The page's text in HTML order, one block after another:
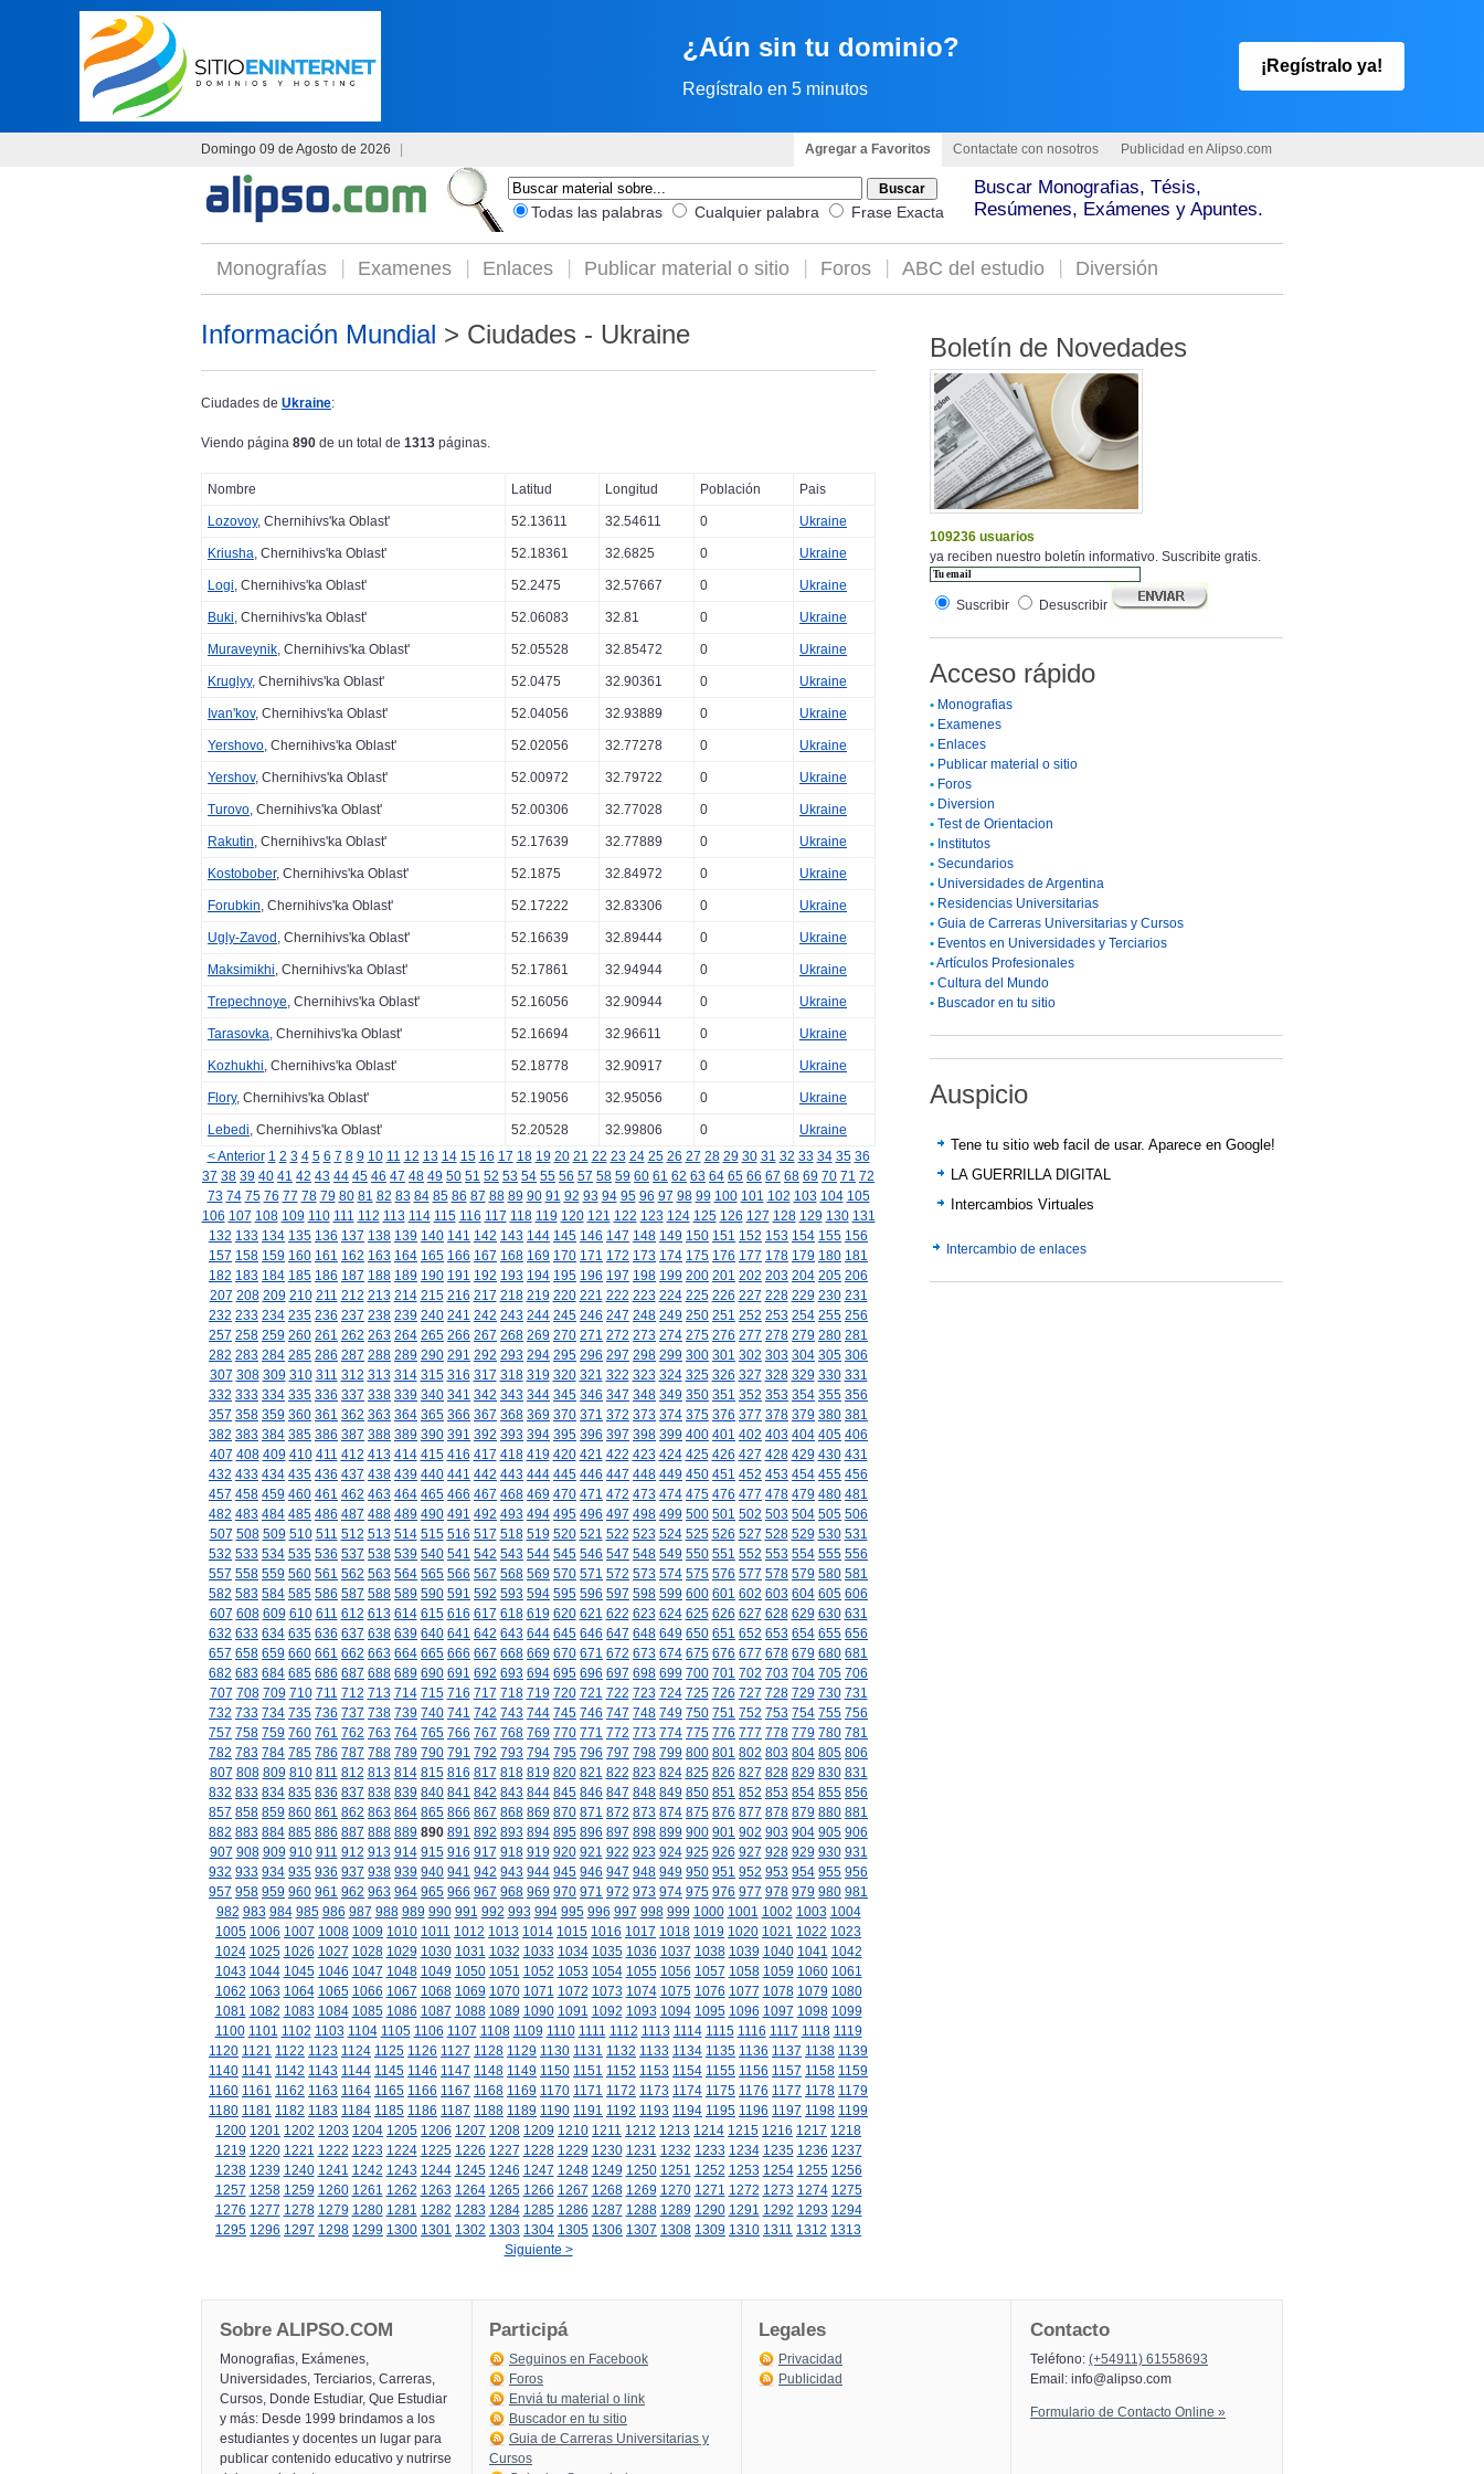
¿Aún sin tu dominio?
Regístralo en 5 minutos
¡Regístralo ya!
Domingo 09 de Agosto de 2026 Agregar a Favoritos Contactate con nosotros Publicidad en Alipso.com
Todas las palabras Cualquier palabra Frase Exacta
Buscar Monografias, Tésis,
Resúmenes, Exámenes y Apuntes.
Monografías Examenes Enlaces Publicar material o sitio Foros ABC del estudio Diversión
Información Mundial > Ciudades - Ukraine
Ciudades de Ukraine:
Viendo página 890 de un total de 1313 páginas.
Nombre Latitud Longitud Población Pais
Lozovoy, Chernihivs'ka Oblast' 52.13611 32.54611 0 Ukraine
Kriusha, Chernihivs'ka Oblast' 52.18361 32.6825 0 Ukraine
Logi, Chernihivs'ka Oblast' 52.2475 32.57667 0 Ukraine
Buki, Chernihivs'ka Oblast' 52.06083 32.81 0 Ukraine
Muraveynik, Chernihivs'ka Oblast' 52.05528 32.85472 0 Ukraine
Kruglyy, Chernihivs'ka Oblast' 52.0475 32.90361 0 Ukraine
Ivan'kov, Chernihivs'ka Oblast' 52.04056 32.93889 0 Ukraine
Yershovo, Chernihivs'ka Oblast' 52.02056 32.77278 0 Ukraine
Yershov, Chernihivs'ka Oblast' 52.00972 32.79722 0 Ukraine
Turovo, Chernihivs'ka Oblast' 52.00306 32.77028 0 Ukraine
Rakutin, Chernihivs'ka Oblast' 52.17639 32.77889 0 Ukraine
Kostobober, Chernihivs'ka Oblast' 52.1875 32.84972 0 Ukraine
Forubkin, Chernihivs'ka Oblast' 52.17222 32.83306 0 Ukraine
Ugly-Zavod , Chernihivs'ka Oblast' 52.16639 32.89444 0 Ukraine
Maksimikhi, Chernihivs'ka Oblast' 52.17861 32.94944 0 Ukraine
Trepechnoye, Chernihivs'ka Oblast' 52.16056 32.90944 0 Ukraine
Tarasovka, Chernihivs'ka Oblast' 52.16694 32.96611 0 Ukraine
Kozhukhi, Chernihivs'ka Oblast' 52.18778 32.90917 0 Ukraine
Flory, Chernihivs'ka Oblast' 52.19056 32.95056 0 Ukraine
Lebedi, Chernihivs'ka Oblast' 52.20528 32.99806 0
Ukraine
< Anterior 1 2 3 4 5 6 7 8 9 10 11 12 13 14 15 16 17 18 19 20 21 22 23 24 25 26 27 28 29 30 31 32 33 34 35 36
37 38 39 40 41 42 43 44 45 46 47 48 49 50 51 52 53 54 55 56 57 58 59 60 61 62 63 64 65 66 67 68 69 70 71 72
73 74 75 76 77 78 79 80 81 82 83 84 85 86 87 88 89 90 91 92 93 94 95 96 97 98 99 100 101 102 103 104 105
106 107 108 109 110 111 112 113 114 115 116 117 118 119 120 121 122 123 124 125 126 127 128 129 130 131
132 133 134 135 136 137 138 139 140 141 142 143 144 145 146 147 148 149 150 151 152 153 154 155 156
157 158 159 160 161 162 163 164 165 166 167 168 169 170 171 172 173 174 175 176 177 178 179 180 181
182 183 184 185 186 187 188 189 190 191 192 193 194 195 196 197 198 199 200 201 202 203 204 205 206
207 208 209 210 211 212 213 214 215 216 217 218 219 220 221 222 223 224 225 226 227 228 229 230 231
232 233 234 235 236 237 238 239 240 241 242 243 244 245 246 247 248 249 250 251 252 253 254 255 256
257 258 259 260 261 262 263 264 265 266 267 268 269 270 271 272 273 274 275 276 277 278 279 280 281
282 283 284 285 286 287 288 289 290 291 292 293 294 295 296 297 298 299 300 301 302 303 304 305 306
307 308 309 310 311 312 313 314 315 316 317 318 319 320 321 322 323 324 325 326 327 328 329 330 331
332 333 334 335 336 337 338 339 340 341 342 343 344 345 346 347 348 349 350 351 352 353 354 355 356
357 358 359 360 361 362 363 364 365 366 367 368 369 370 371 372 373 374 375 376 377 378 379 380 381
382 383 384 385 386 387 388 389 390 391 392 393 394 395 396 397 398 399 400 401 402 403 404 405 406
407 408 409 410 411 412 413 414 415 416 417 418 419 420 421 422 423 424 425 426 427 428 429 430 431
432 433 434 435 436 437 438 439 440 441 442 443 444 445 446 447 448 449 450 451 452 453 454 455 456
457 458 459 460 461 462 463 464 465 466 467 468 469 470 471 472 473 474 475 476 477 478 479 480 481
482 483 484 485 486 487 488 489 490 491 492 493 494 495 496 497 498 499 500 501 502 503 504 505 506
507 508 509 510 511 512 513 514 515 516 517 518 519 520 521 522 523 524 525 526 527 528 529 530 531
532 533 534 535 536 537 538 539 540 541 542 543 544 545 546 547 548 549 550 551 552 553 554 555 556
557 558 559 560 561 562 563 564 565 566 567 568 569 570 571 572 573 574 575 576 577 578 579 580 581
582 583 584 585 586 587 588 589 590 591 592 593 594 595 596 597 598 599 600 601 602 603 604 605 606
607 608 609 610 611 612 613 614 615 616 617 618 619 620 621 622 623 624 625 626 627 628 629 630 631
632 633 634 635 636 637 638 639 640 641 642 643 644 645 646 647 648 649 650 651 652 653 654 655 656
657 658 659 660 661 662 663 664 665 666 667 668 669 670 671 672 673 674 675 676 677 678 679 680 681
682 683 684 685 686 687 688 689 690 691 692 693 694 695 696 697 698 699 700 701 702 703 704 705 706
707 708 709 710 711 712 713 714 715 716 717 718 719 720 721 722 723 724 725 726 727 728 729 730 731
732 733 734 735 736 737 738 739 740 741 742 743 744 745 746 747 748 749 750 751 752 753 754 755 756
757 758 759 760 761 762 763 764 765 766 767 768 769 770 771 772 773 774 775 776 777 778 779 780 781
782 783 784 785 786 787 788 789 790 791 792 793 794 795 796 797 798 799 800 801 802 803 804 805 806
807 808 809 810 811 812 813 814 815 816 817 818 819 820 821 822 823 824 825 826 827 828 829 830 831
832 833 834 835 836 837 838 839 840 841 842 843 844 845 846 847 848 849 850 851 852 853 854 855 856
857 858 859 860 861 862 863 864 865 866 867 868 869 870 871 872 873 874 875 876 877 878 879 880 881
882 883 884 885 886 887 888 889 890 891 892 893 894 895 896 897 898 899 900 901 902 903 904 905 906
907 908 909 910 911 912 913 914 915 916 917 918 919 920 921 922 923 924 925 926 927 928 929 930 931
932 933 934 935 936 937 938 939 940 941 942 943 944 945 946 947 948 949 950 951 952 953 954 955 956
957 958 959 960 961 962 963 964 965 966 967 968 969 970 971 972 973 974 975 976 977 978 979 980 981
982 983 984 985 986 987 988 989 990 991 992 993 994 995 996 997 998 999 1000 1001 1002 1003 1004
1005 1006 1007 1008 1009 1010 1011 1012 1013 1014 1015 1016 1017 1018 1019 1020 1021 1022 1023
1024 1025 1026 1027 1028 1029 1030 1031 1032 1033 1034 1035 1036 1037 1038 1039 1040 1041 1042
1043 1044 1045 1046 1047 1048 1049 1050 1051 1052 1053 1054 1055 1056 1057 1058 1059 1060 1061
1062 1063 1064 1065 1066 1067 1068 1069 1070 1071 1072 1073 1074 1075 1076 1077 1078 1079 1080
1081 1082 1083 1084 1085 1086 1087 1088 1089 1090 1091 1092 1093 1094 1095 1096 1097 1098 1099
1100 1101 1102 1103 1104 1105 1106 1107 1108 1109 1110 1111 1112 1113 1114 1115 1116 1117 1118 1119
1120 1121 1122 1123 1124 1125 1126 1127 1128 1129 1130 1131 1132 1133 1134 1135 1136 1137 1138 1139
1140 1141 1142 1143 1144 1145 1146 1147 1148 1149 1150 1151 1152 1153 1154 1155 1156 1157 1158 1159
1160 1161 1162 1163 1164 1165 1166 1167 1168 1169 1170 1171 1172 1173 1174 1175 1176 1177 1178 1179
1180 1181 1182 1183 1184 1185 1186 1187 1188 1189 1190 1191 1192 1193 1194 1195 1196 1197 1198 1199
1200 1201 1202 1203 1204 1205 1206 1207 1208 1209 1210 1211 1212 1213 1214 1215 1216 1217 1218
1219 1220 1221 1222 1223 1224 1225 1226 1227 1228 1229 1230 1231 1232 1233 1234 1235 1236 1237
1238 1239 1240 1241 1242 1243 1244 1245 1246 1247 1248 1249 1250 1251 1252 1253 1254 1255 1256
1257 1258 1259 1260 1261 1262 1263 1264 1265 1266 1267 1268 1269 1270 1271 1272 1273 1274 1275
1276 1277 1278 1279 1280 1281 1282 1283 1284 1285 1286 1287 1288 1289 1290 1291 1292 1293 1294
1295 1296 1297 1298 1299 1300 1301 1302 1303 1304 1305 1306 1307 1308 1309 1310 1311 1312 1313
Siguiente >
Boletín de Novedades
109236 usuarios
ya reciben nuestro boletín informativo. Suscribite gratis.
Suscribir Desuscribir
Acceso rápido
• Monografias
• Examenes
• Enlaces
• Publicar material o sitio
• Foros
• Diversion
• Test de Orientacion
• Institutos
• Secundarios
• Universidades de Argentina
• Residencias Universitarias
• Guia de Carreras Universitarias y Cursos
• Eventos en Universidades y Terciarios
•Artículos Profesionales
• Cultura del Mundo
• Buscador en tu sitio
Auspicio
Tene tu sitio web facil de usar. Aparece en Google!
LA GUERRILLA DIGITAL
Intercambios Virtuales
Intercambio de enlaces
Sobre ALIPSO.COM
Monografias, Exámenes,
Universidades, Terciarios, Carreras,
Cursos, Donde Estudiar, Que Estudiar
y más: Desde 1999 brindamos a los
estudiantes y docentes un lugar para
publicar contenido educativo y nutrirse
Participá
Seguinos en Facebook
Foros
Enviá tu material o link
Buscador en tu sitio
Guia de Carreras Universitarias y
Cursos
Legales
Privacidad
Publicidad
Contacto
Teléfono: (+54911) 61558693
Email: info@alipso.com
Formulario de Contacto Online »